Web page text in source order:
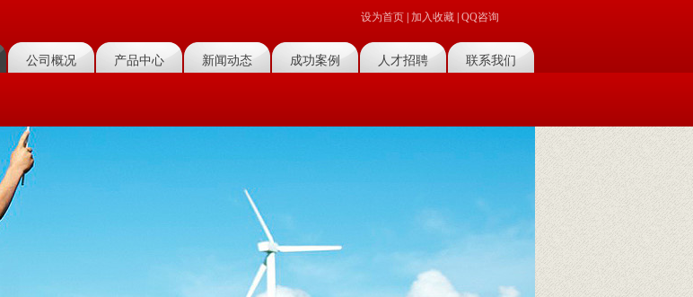
设为首页 加入收藏 QQ咨询
公司概况 产品中心 新闻动态 成功案例 人才招聘 联系我们